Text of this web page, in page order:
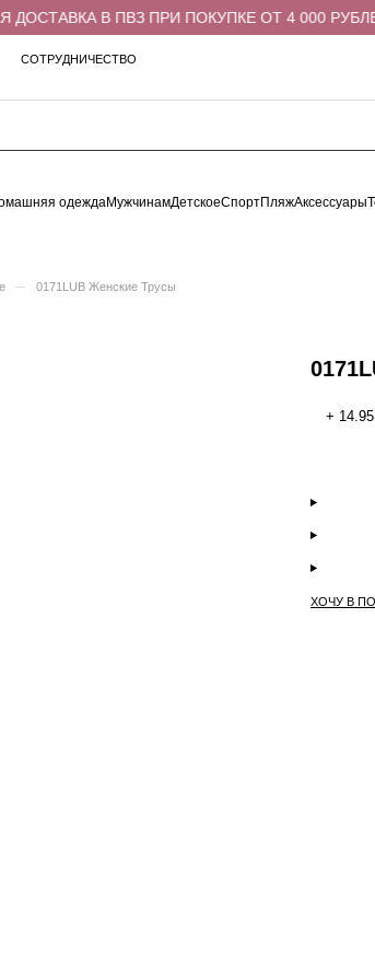
В ПВЗ ПРИ ПОКУПКЕ ОТ 4 000 РУБЛЕЙ
СОТРУДНИЧЕСТВО
одеждаМужчинамДетскоеСпортПляжАксессуары
– 0171LUB Женские Трусы
+
ХОЧУ В